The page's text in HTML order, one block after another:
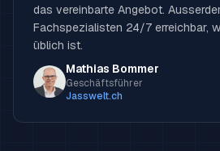
das vereinbarte Angebot.
Fachspezialisten 24/7 erreichbar,
üblich ist.
Mathias Bommer
Geschäftsführer
Jasswelt.ch